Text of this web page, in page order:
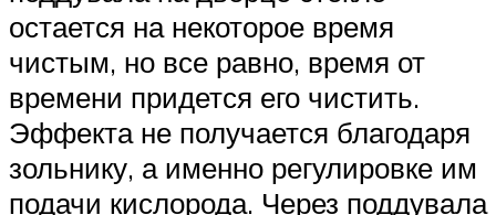
остается на некоторое время
чистым, но все равно, время от
времени придется его чистить.
Эффекта не получается благодаря
зольнику, а именно регулировке им
подачи кислорода. Через поддувала